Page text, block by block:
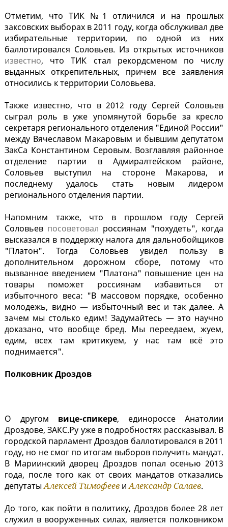
Отметим, что ТИК №1 отличился и на прошлых
заксовских выборах в 2011 году, когда обслуживал две
избирательные территории, по одной из них
баллотировался Соловьев. Из открытых источников
известно, что ТИК стал рекордсменом по числу
выданных открепительных, причем все заявления
относились к территории Соловьева.
Также известно, что в 2012 году Сергей Соловьев
сыграл роль в уже упомянутой борьбе за кресло
секретаря регионального отделения "Единой России"
между Вячеславом Макаровым и бывшим депутатом
ЗакСа Константином Серовым. Возглавляя районное
отделение партии в Адмиралтейском районе,
Соловьев выступил на стороне Макарова, и
последнему удалось стать новым лидером
регионального отделения партии.
Напомним также, что в прошлом году Сергей
Соловьев посоветовал россиянам "похудеть", когда
высказался в поддержку налога для дальнобойщиков
"Платон". Тогда Соловьев увидел пользу в
дополнительном дорожном сборе, потому что
вызванное введением "Платона" повышение цен на
товары поможет россиянам избавиться от
избыточного веса: "В массовом порядке, особенно
молодежь, видно — избыточный вес и так далее. А
зачем мы столько едим! Задумайтесь — это научно
доказано, что вообще бред. Мы переедаем, жуем,
едим, всех там критикуем, у нас там всё это
поднимается".
Полковник Дроздов
О другом вице-спикере, единороссе Анатолии
Дроздове, ЗАКС.Ру уже в подробностях рассказывал. В
городской парламент Дроздов баллотировался в 2011
году, но не смог по итогам выборов получить мандат.
В Мариинский дворец Дроздов попал осенью 2013
года, после того как от своих мандатов отказались
депутатыАлексей Тимофеев иАлександр Салаев.
До того, как пойти в политику, Дроздов более 28 лет
служил в вооруженных силах, является полковником